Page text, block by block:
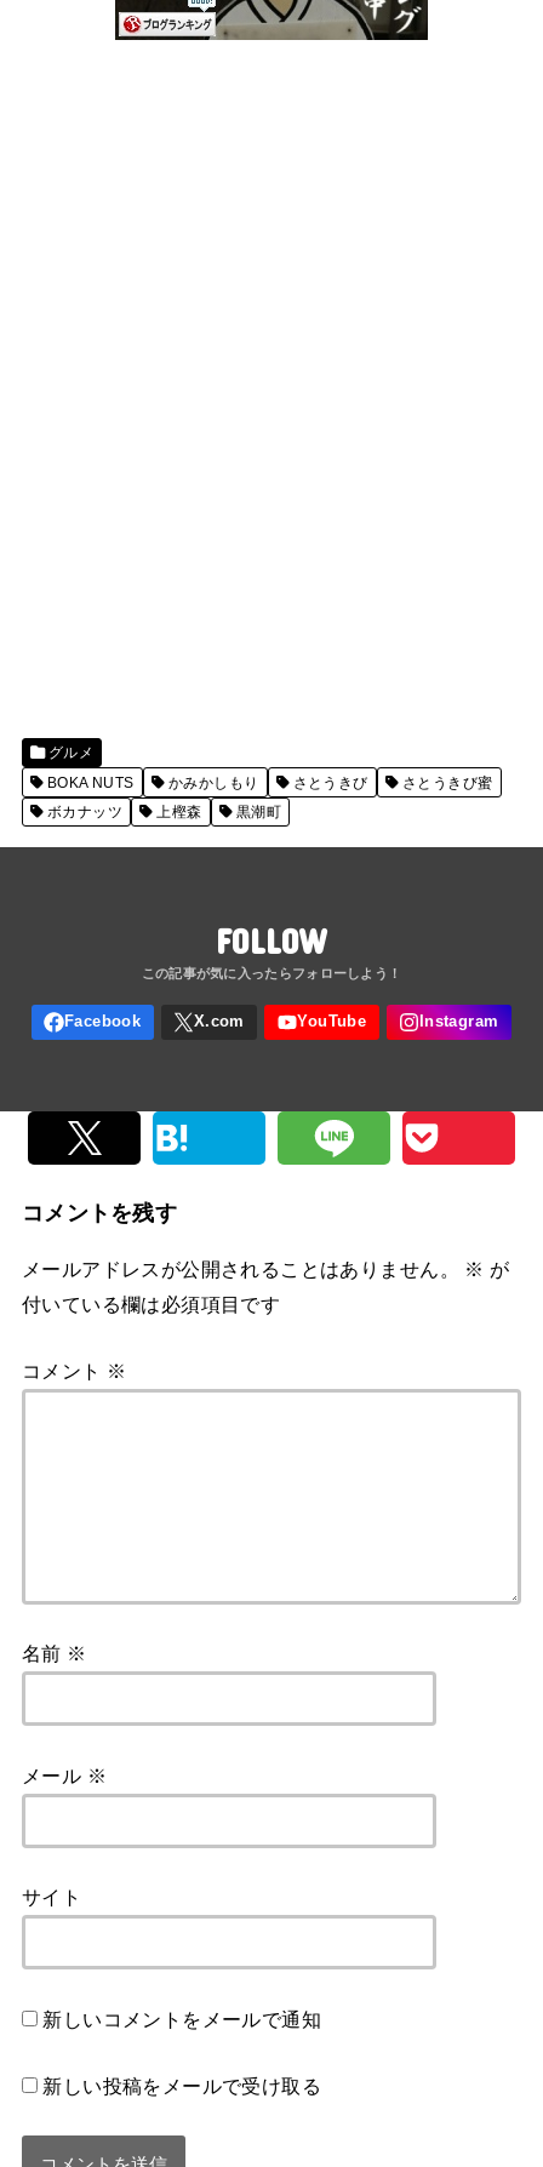
グルメ
BOKA NUTS
かみかしもり さとうきび
さとうきび蜜
ボカナッツ
上樫森 黒潮町
FOLLOW
コメントを残す
メールアドレスが公開されることはありません。 ※ が
付いている欄は必須項目です
コメント ※
名前 ※
メール ※
サイト
新しいコメントをメールで通知
新しい投稿をメールで受け取る